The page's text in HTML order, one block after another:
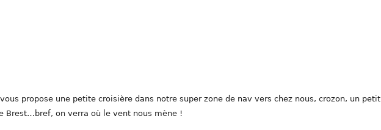
propose une petite croisière dans notre super zone de nav vers chez nous, crozon, un petit
Brest…bref, on verra où le vent nous mène !